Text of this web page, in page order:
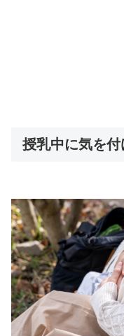
授乳中に気を